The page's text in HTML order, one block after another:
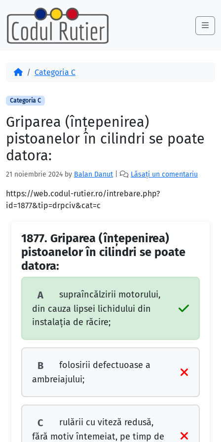
Skip to content
Skip to footer
AcasăCategoria C
Categoria C
Griparea (înţepenirea)
pistoanelor în cilindri se poate
datora:
21 noiembrie 2024 by Balan Danut Lăsați un comentariu
https://web.codul-rutier.ro/intrebare.php?
id=1877&tip=drpciv&cat=c
1877. Griparea (înţepenirea)
pistoanelor în cilindri se poate
datora:
A
supraîncălzirii motorului,
din cauza lipsei lichidului din
instalaţia de răcire;
B
folosirii defectuoase a
ambreiajului;
C
rulării cu viteză redusă,
fără motiv întemeiat, pe timp de